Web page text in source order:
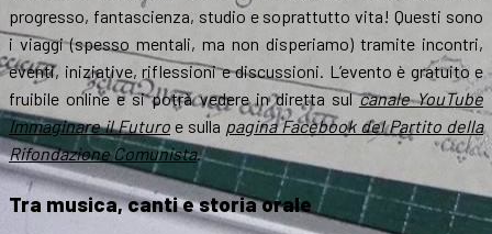
progresso, fantascienza, studio e soprattutto vita! Questi sono
i viaggi (spesso mentali, ma non disperiamo) tramite incontri,
eventi, iniziative, riflessioni e discussioni. L’evento è gratuito e
fruibile online e si potrà vedere in diretta sulcanale YouTube
Immaginare il Futuro e sulla pagina Facebook del Partito della
Rifondazione Comunista.
Tra musica, canti e storia orale